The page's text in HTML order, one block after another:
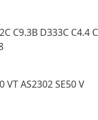
C9.3B D333C C4.4
VT AS2302 SE50 V